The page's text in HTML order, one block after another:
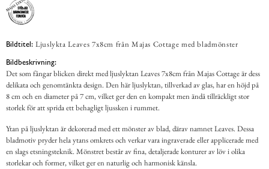
Bildtitel: Ljuslykta Leaves 7x8cm från Majas Cottage med bladmönster
Bildbeskrivning:
Det som fångar blicken direkt med ljuslyktan Leaves 7x8cm från Majas Cottage är dess
delikata och genomtänkta design. Den här ljuslyktan, tillverkad av glas, har en höjd på
8 cm och en diameter på 7 cm, vilket ger den en kompakt men ändå tillräckligt stor
storlek för att sprida ett behagligt ljussken i rummet.
Ytan på ljuslyktan är dekorerad med ett mönster av blad, därav namnet Leaves. Dessa
bladmotiv pryder hela ytans omkrets och verkar vara ingraverade eller applicerade med
en slags etsningsteknik. Mönstret består av fina, detaljerade konturer av löv i olika
storlekar och former, vilket ger en naturlig och harmonisk känsla.